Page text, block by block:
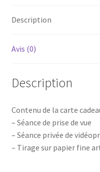
Description
Avis (0)
Description
Contenu de la carte
– Séance de prise de vue
– Séance privée de
– Tirage sur papier fine